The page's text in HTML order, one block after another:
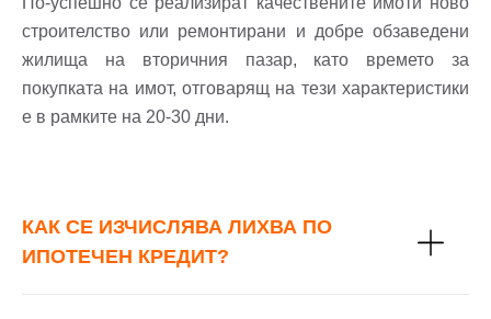
строителство или ремонтирани и добре обзаведени
жилища на вторичния пазар, като времето за
покупката на имот, отговарящ на тези характеристики
е в рамките на 20-30 дни.
КАК СЕ ИЗЧИСЛЯВА ЛИХВА ПО
ИПОТЕЧЕН КРЕДИТ?